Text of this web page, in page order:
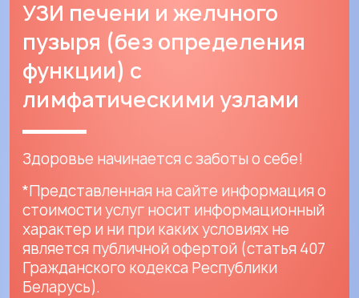
УЗИ печени и желчного
пузыря (без определения
функции) с
лимфатическими узлами
Здоровье начинается с заботы о себе!
*Представленная на сайте информация о
стоимости услуг носит информационный
характер и ни при каких условиях не
является публичной офертой (статья 407
Гражданского кодекса Республики
Беларусь).